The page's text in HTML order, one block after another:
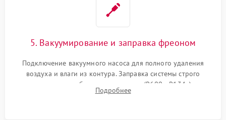
5. Вакуумирование и заправка фреоном
Подключение вакуумного насоса для полного удаления
воздуха и влаги из контура. Заправка системы строго
дозированным объемом хладагента (R600a, R134a) по
электронным весам. Контроль рабочего давления в системе.
Подробнее